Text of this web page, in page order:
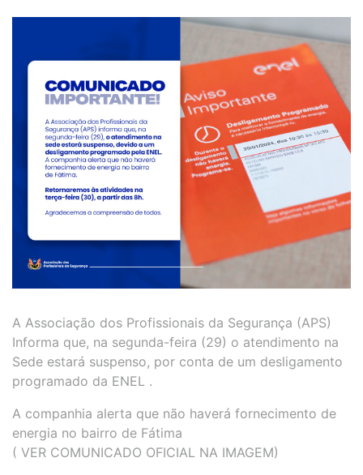
A Associação dos Profissionais da Segurança (APS)
Informa que, na segunda-feira (29) o atendimento na
Sede estará suspenso, por conta de um desligamento
programado da ENEL .
A companhia alerta que não haverá fornecimento de
energia no bairro de Fátima
( VER COMUNICADO OFICIAL NA IMAGEM)